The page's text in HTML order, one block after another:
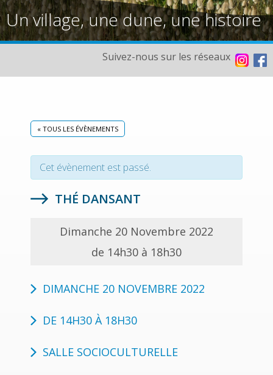
Un village, une dune, une histoire
Suivez-nous sur les réseaux
« TOUS LES ÉVÈNEMENTS
Cet évènement est passé.
THÉ DANSANT
Dimanche 20 Novembre 2022
de 14h30 à 18h30
DIMANCHE 20 NOVEMBRE 2022
DE 14H30 À 18H30
SALLE SOCIOCULTURELLE